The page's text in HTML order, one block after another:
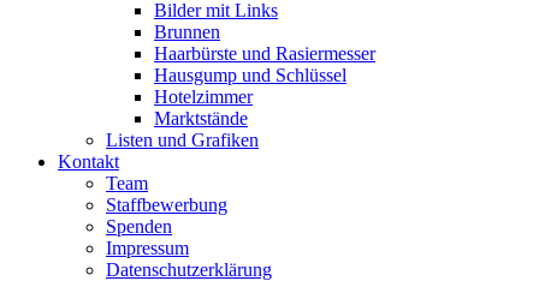
Bilder mit Links
Brunnen
Haarbürste und Rasiermesser
Hausgump und Schlüssel
Hotelzimmer
Marktstände
Listen und Grafiken
Kontakt
Team
Staffbewerbung
Spenden
Impressum
Datenschutzerklärung